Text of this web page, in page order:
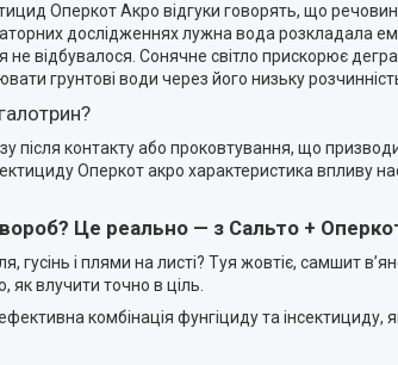
Оперкот Акро відгуки говорять, що
дослідженнях лужна вода розкладала
відбувалося. Сонячне світло прискорює
грунтові води через його низьку
після контакту або проковтування, що
Оперкот акро характеристика впливу
Це реально — з Сальто +
гусінь і плями на листі? Туя жовтіє, самшит
як влучити точно в ціль.
комбінація фунгіциду та інсектициду,